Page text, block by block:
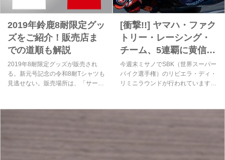
2019年鈴鹿8耐限定グッ
ズをご紹介！販売店ま
での道順も解説
2019年8耐限定グッズが販売され
る。新元号記念の令和8耐Tシャツも
見逃せない。販売場所は、「サーキ
[衝撃!!] ヤマハ・ファク
トリー・レーシング・
チーム、5連覇に黄信
号!? マイケル・ファ
ン・デル・マークが
SBKで負傷!!
今週末ミサノでSBK（世界スーパー
バイク選手権）のリビエラ・ディ・
リミニラウンドが行われています